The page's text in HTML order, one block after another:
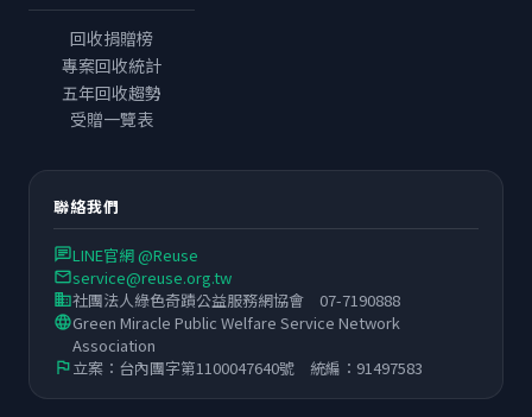
回收捐贈榜
專案回收統計
五年回收趨勢
受贈一覽表
聯絡我們
chatLINE官網 @Reuse
emailservice@reuse.org.tw
business社團法人綠色奇蹟公益服務網協會 07-7190888
languageGreen Miracle Public Welfare Service Network
Association
flag立案：台內團字第1100047640號 統編：91497583